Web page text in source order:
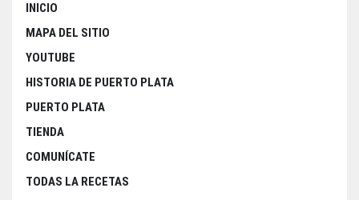
INICIO
MAPA DEL SITIO
YOUTUBE
HISTORIA DE PUERTO PLATA
PUERTO PLATA
TIENDA
COMUNÍCATE
TODAS LA RECETAS